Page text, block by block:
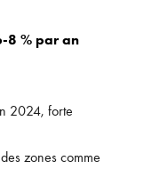
8 % par an
2024, forte
zones comme